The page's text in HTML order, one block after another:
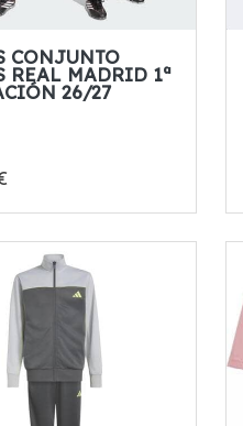
CONJUNTO
REAL MADRID 1ª
26/27